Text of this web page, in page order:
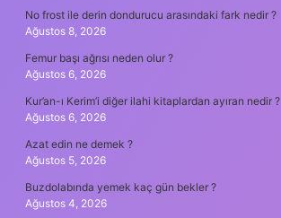
No frost ile derin dondurucu arasındaki fark nedir ?
Ağustos 8, 2026
Femur başı ağrısı neden olur ?
Ağustos 6, 2026
Kur’an-ı Kerim’i diğer ilahi kitaplardan ayıran nedir ?
Ağustos 6, 2026
Azat edin ne demek ?
Ağustos 5, 2026
Buzdolabında yemek kaç gün bekler ?
Ağustos 4, 2026